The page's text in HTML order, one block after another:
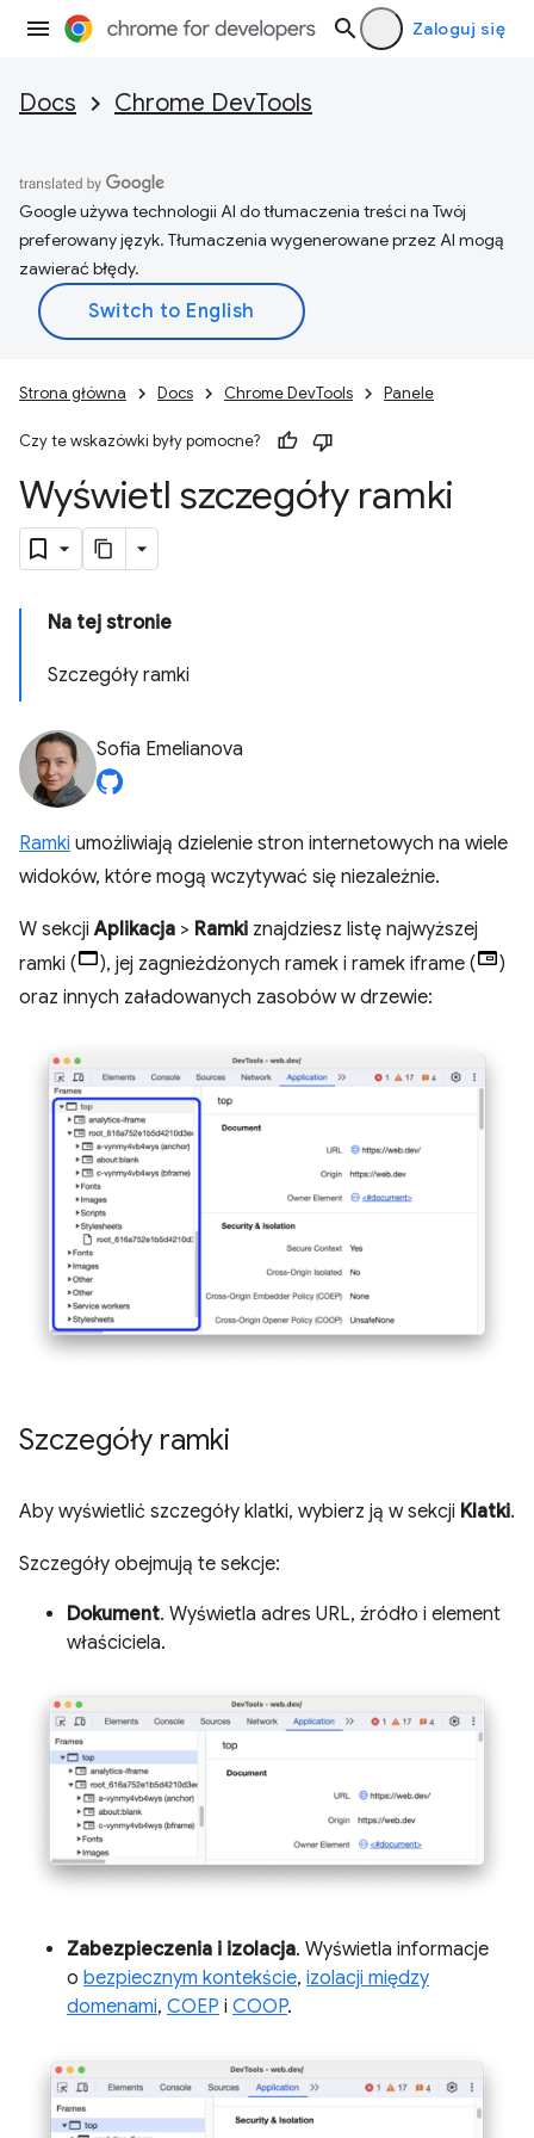
Zaloguj się
Docs Chrome DevTools
Google używa technologii AI do tłumaczenia treści na Twój
preferowany język. Tłumaczenia wygenerowane przez AI mogą
zawierać błędy.
Strona główna Docs Chrome DevTools Panele
Czy te wskazówki były pomocne?
Wyświetl szczegóły ramki
Na tej stronie
Szczegóły ramki
Sofia Emelianova
Ramki umożliwiają dzielenie stron internetowych na wiele
widoków, które mogą wczytywać się niezależnie.
W sekcjiAplikacja > Ramki znajdziesz listę najwyższej
ramki (
), jej zagnieżdżonych ramek i ramek iframe (
)
oraz innych załadowanych zasobów w drzewie:
Szczegóły ramki
Aby wyświetlić szczegóły klatki, wybierz ją w sekcji Klatki.
Szczegóły obejmują te sekcje:
Dokument. Wyświetla adres URL, źródło i element
właściciela.
Zabezpieczenia i izolacja. Wyświetla informacje
o bezpiecznym kontekście, izolacji między
domenami, COEP i COOP.